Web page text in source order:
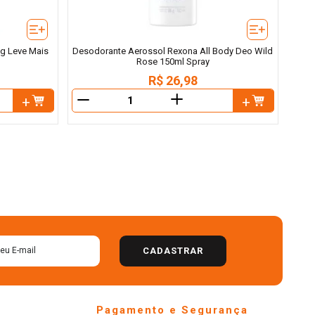
Leve Mais
Desodorante Aerossol Rexona All Body Deo Wild
Rose 150ml Spray
R$ 26,98
＋
CADASTRAR
Pagamento e Segurança